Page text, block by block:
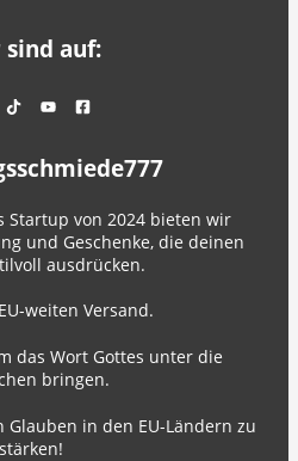
sind auf:
Startup von 2024 bieten wir
und Geschenke, die deinen
ausdrücken.
weiten Versand.
das Wort Gottes unter die
bringen.
in den EU-Ländern zu
stärken!